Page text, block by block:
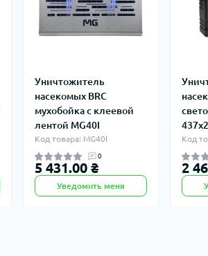
Уничтожитель
насекомых BRC
мухобойка с клеевой
лентой MG40I
Код товара: MG40I
0
5 431.00 ₴
Уведомить меня
Код
2